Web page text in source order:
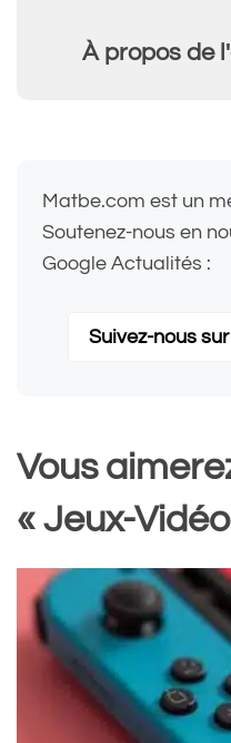
À propos de
Matbe.com est un
Soutenez-nous en
Google Actualités :
Suivez-nous
Vous
« Jeux-